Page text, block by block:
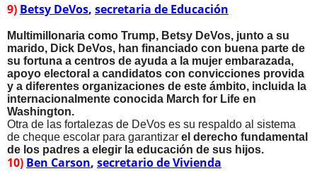
9) Betsy DeVos, secretaria de Educación
Multimillonaria como Trump, Betsy DeVos, junto a su
marido, Dick DeVos, han financiado con buena parte de
su fortuna a centros de ayuda a la mujer embarazada,
apoyo electoral a candidatos con convicciones provida
y a diferentes organizaciones de este ámbito, incluida la
internacionalmente conocida March for Life en
Washington.
Otra de las fortalezas de DeVos es su respaldo al sistema
de cheque escolar para garantizar el derecho fundamental
de los padres a elegir la educación de sus hijos.
10) Ben Carson, secretario de Vivienda